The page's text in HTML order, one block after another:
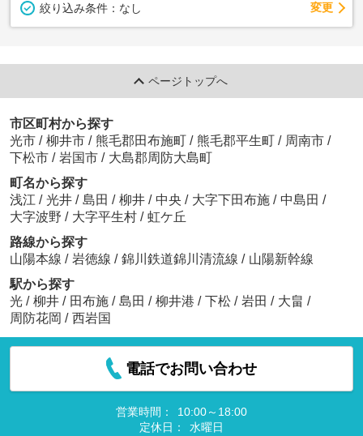
絞り込み条件： なし 変更
ページトップへ
市区町村から探す
光市 / 柳井市 / 熊毛郡田布施町 / 熊毛郡平生町 / 周南市 /
下松市 / 岩国市 / 大島郡周防大島町
町名から探す
浅江 / 光井 / 島田 / 柳井 / 中央 / 大字下田布施 / 中島田 /
大字波野 / 大字平生村 / 虹ケ丘
路線から探す
山陽本線 / 岩徳線 / 錦川鉄道錦川清流線 / 山陽新幹線
駅から探す
光 / 柳井 / 田布施 / 島田 / 柳井港 / 下松 / 岩田 / 大畠 /
周防花岡 / 西岩国
電話でお問い合わせ
営業時間：
10:00～18:00
定休日：
水曜日